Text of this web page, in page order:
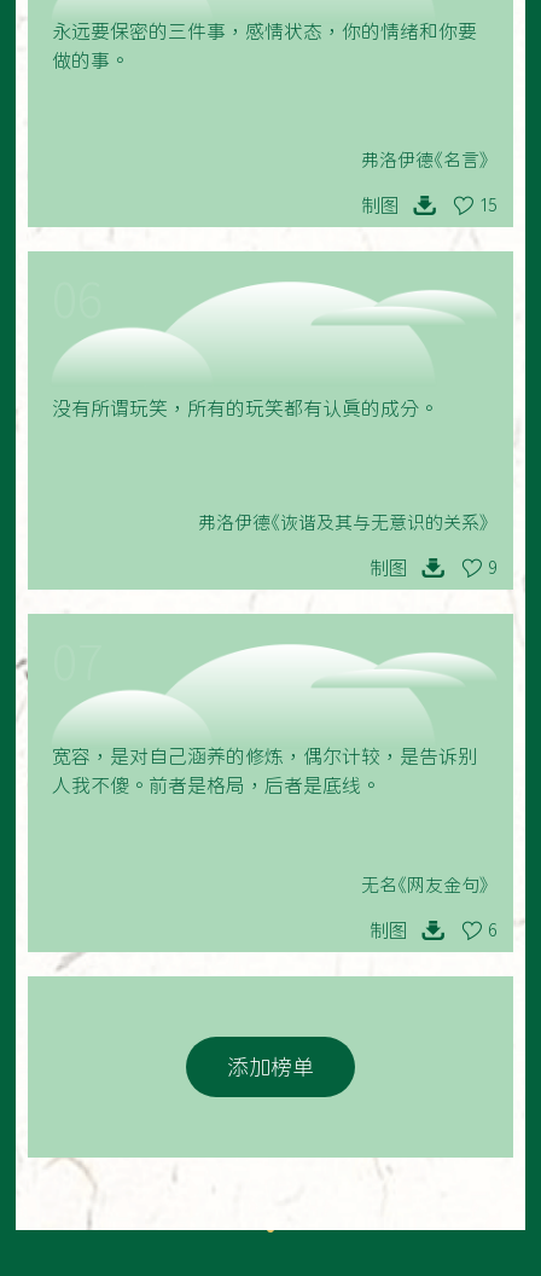
永远要保密的三件事，感情状态，你的情绪和你要
做的事。
弗洛伊德《名言》
制图 15
没有所谓玩笑，所有的玩笑都有认真的成分。
弗洛伊德《诙谐及其与无意识的关系》
制图 9
宽容，是对自己涵养的修炼，偶尔计较，是告诉别
人我不傻。前者是格局，后者是底线。
无名《网友金句》
制图 6
添加榜单